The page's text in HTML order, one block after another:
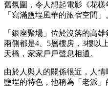
舊氛圍，令人想起電影《花
「寫滿鹽埕風華的旅宿空間」
「銀座聚場」位於沒落的高
兩側都是4、5層樓房，3樓以
天橋，家家戶戶聲息相通。
由於人與人的關係很近，人
鹽埕的特色，他稱為「老派」